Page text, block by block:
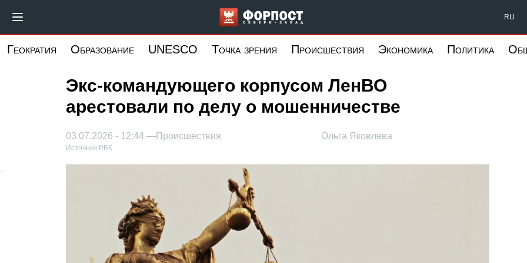
основному
Форпост Северо-Запад RU
Геократия Образование UNESCO Точка зрения Происшествия Экономика Политика
Экс-командующего корпусом ЛенВО
арестовали по делу о мошенничестве
Ольга Яковлева
03.07.2026 - 12:44 —Происшествия
Источник: РБК